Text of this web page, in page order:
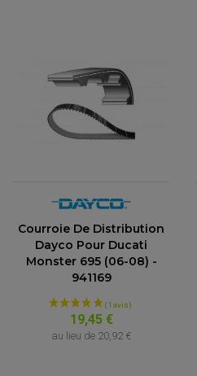
Courroie De Distribution
Dayco Pour Ducati
Monster 695 (06-08) -
941169
19,45 €
au lieu de 20,92 €